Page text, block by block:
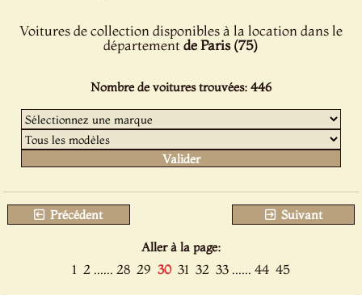
Voitures de collection disponibles à la location dans le
départementde Paris (75)
Nombre de voitures trouvées: 446
Précédent Suivant
Aller à la page:
1 2 ...... 28 29 30 31 32 33 ...... 44 45